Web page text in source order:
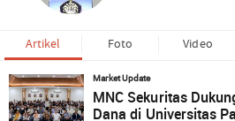
Artikel Foto Video
Market Update
MNC Sekuritas
Dana di Universitas